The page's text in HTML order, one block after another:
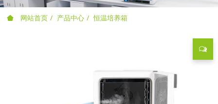
网站首页 产品中心 恒温培养箱